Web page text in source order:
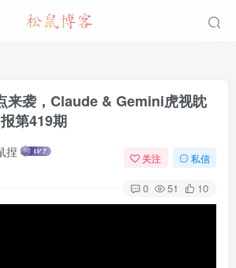
来袭，Claude & Gemini虎视眈
第419期
捏 关注 私信
0 51 10